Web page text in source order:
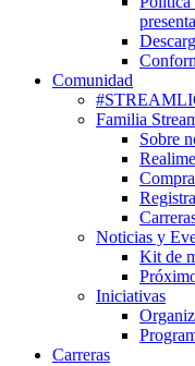
Comunidad
Familia
Sobre
Noticias y
Kit de
Iniciativas
Carreras